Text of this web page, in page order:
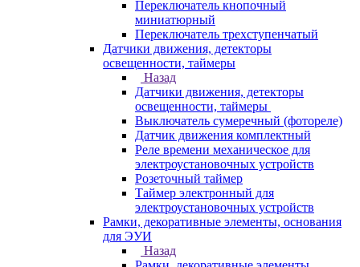
Переключатель кнопочный
миниатюрный
Переключатель трехступенчатый
Датчики движения, детекторы
освещенности, таймеры
Назад
Датчики движения, детекторы
освещенности, таймеры
Выключатель сумеречный (фотореле)
Датчик движения комплектный
Реле времени механическое для
электроустановочных устройств
Розеточный таймер
Таймер электронный для
электроустановочных устройств
Рамки, декоративные элементы, основания
для ЭУИ
Назад